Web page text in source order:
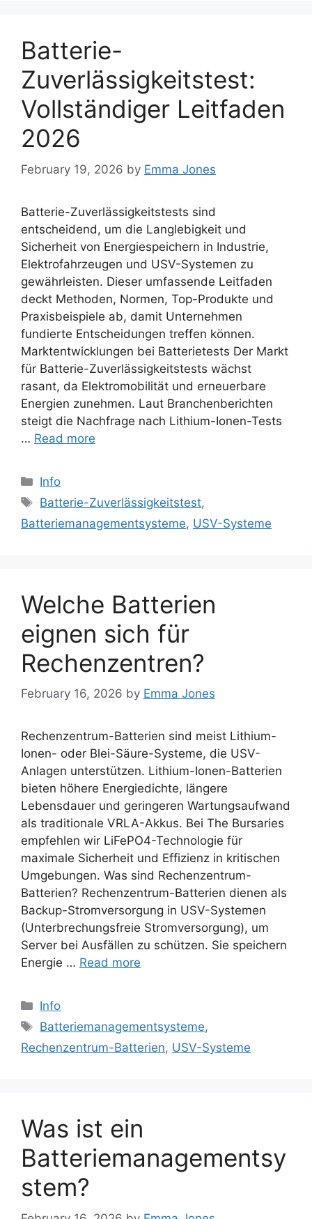
Batterie-
Zuverlässigkeitstest:
Vollständiger Leitfaden
2026
February 19, 2026 by Emma Jones
Batterie-Zuverlässigkeitstests sind
entscheidend, um die Langlebigkeit und
Sicherheit von Energiespeichern in Industrie,
Elektrofahrzeugen und USV-Systemen zu
gewährleisten. Dieser umfassende Leitfaden
deckt Methoden, Normen, Top-Produkte und
Praxisbeispiele ab, damit Unternehmen
fundierte Entscheidungen treffen können.
Marktentwicklungen bei Batterietests Der Markt
für Batterie-Zuverlässigkeitstests wächst
rasant, da Elektromobilität und erneuerbare
Energien zunehmen. Laut Branchenberichten
steigt die Nachfrage nach Lithium-Ionen-Tests
… Read more
Categories
Info
Tags
Batterie-Zuverlässigkeitstest,
Batteriemanagementsysteme, USV-Systeme
Welche Batterien
eignen sich für
Rechenzentren?
February 16, 2026 by Emma Jones
Rechenzentrum-Batterien sind meist Lithium-
Ionen- oder Blei-Säure-Systeme, die USV-
Anlagen unterstützen. Lithium-Ionen-Batterien
bieten höhere Energiedichte, längere
Lebensdauer und geringeren Wartungsaufwand
als traditionale VRLA-Akkus. Bei The Bursaries
empfehlen wir LiFePO4-Technologie für
maximale Sicherheit und Effizienz in kritischen
Umgebungen. Was sind Rechenzentrum-
Batterien? Rechenzentrum-Batterien dienen als
Backup-Stromversorgung in USV-Systemen
(Unterbrechungsfreie Stromversorgung), um
Server bei Ausfällen zu schützen. Sie speichern
Energie … Read more
Categories
Info
Tags
Batteriemanagementsysteme,
Rechenzentrum-Batterien, USV-Systeme
Was ist ein
Batteriemanagementsy
stem?